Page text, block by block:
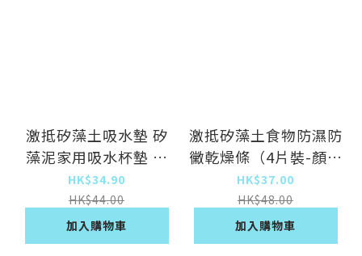
激抵矽藻土吸水墊 矽
藻泥家用吸水杯墊 隔
熱餐墊 漱口杯墊 浴室
吸水置物墊 矽藻土墊
隔熱墊【水磨石方形杯
墊04】
HK$34.90
HK$44.00
加入購物車
激抵矽藻土食物防濕防
黴乾燥條（4片裝-顏色
隨機）
HK$37.00
HK$48.00
加入購物車